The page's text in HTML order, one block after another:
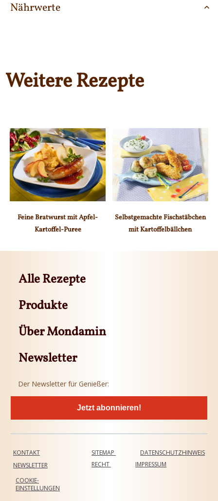
Nährwerte
Weitere Rezepte
Feine Bratwurst mit Apfel-
Kartoffel-Puree
Selbstgemachte Fischstäbchen
mit Kartoffelbällchen
Alle Rezepte
Produkte
Über Mondamin
Newsletter
Der Newsletter für Genießer:
Jetzt abonnieren!
KONTAKT
SITEMAP
NEWSLETTER
DATENSCHUTZHINWEIS
COOKIE-
EINSTELLUNGEN
RECHT IMPRESSUM